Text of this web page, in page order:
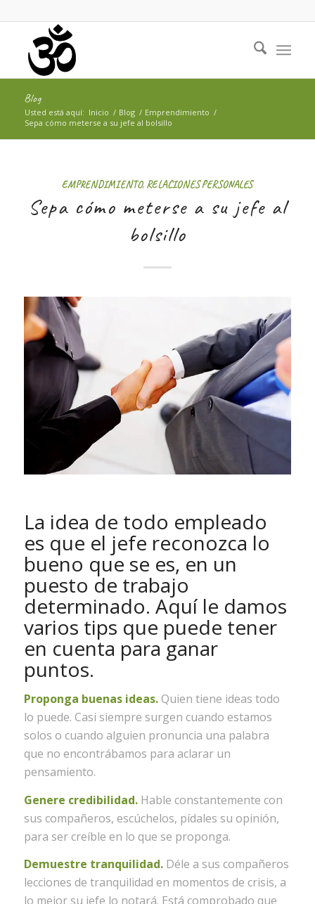
Blog
Usted está aquí: Inicio / Blog / Emprendimiento /
Sepa cómo meterse a su jefe al bolsillo
EMPRENDIMIENTO, RELACIONES PERSONALES
Sepa cómo meterse a su jefe al
bolsillo
La idea de todo empleado
es que el jefe reconozca lo
bueno que se es, en un
puesto de trabajo
determinado. Aquí le damos
varios tips que puede tener
en cuenta para ganar
puntos.
Proponga buenas ideas.Quien tiene ideas todo
lo puede. Casi siempre surgen cuando estamos
solos o cuando alguien pronuncia una palabra
que no encontrábamos para aclarar un
pensamiento.
Genere credibilidad.Hable constantemente con
sus compañeros, escúchelos, pídales su opinión,
para ser creíble en lo que se proponga.
Demuestre tranquilidad.Déle a sus compañeros
lecciones de tranquilidad en momentos de crisis, a
lo mejor su jefe lo notará. Está comprobado que